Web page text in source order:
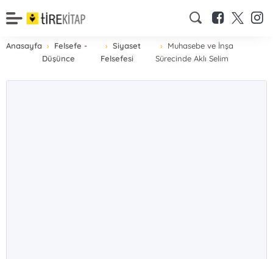
Anasayfa
Felsefe -
Düşünce
Siyaset
Felsefesi
Muhasebe ve İnşa
Sürecinde Aklı Selim